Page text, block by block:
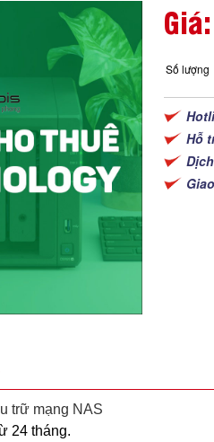
Số lượng
Hỗ
trữ mạng NAS
24 tháng.